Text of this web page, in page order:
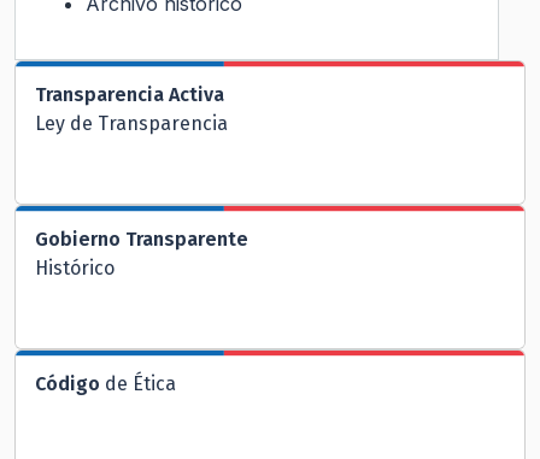
Transparencia Activa
Ley de Transparencia
Gobierno Transparente
Histórico
Código de Ética